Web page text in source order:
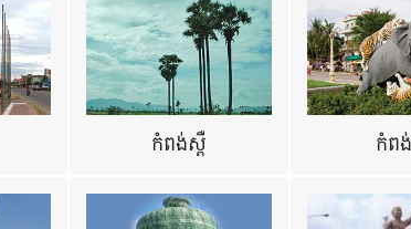
កំពង់ស្ពឺ កំព